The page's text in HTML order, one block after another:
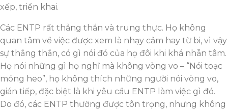
xếp, triển khai.
Các ENTP rất thẳng thắn và trung thực. Họ không
quan tâm về việc được xem là nhạy cảm hay từ bi, vì vậy
sự thẳng thắn, có gì nói đó của họ đôi khi khá nhẫn tâm.
Họ nói những gì họ nghĩ mà không vòng vo – “Nói toạc
móng heo”, họ không thích những người nói vòng vo,
gián tiếp, đặc biệt là khi yêu cầu ENTP làm việc gì đó.
Do đó, các ENTP thường được tôn trọng, nhưng không